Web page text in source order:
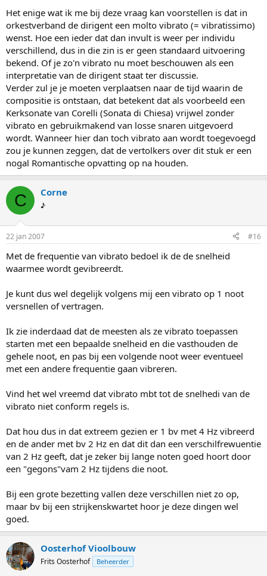
Het enige wat ik me bij deze vraag kan voorstellen is dat in
orkestverband de dirigent een molto vibrato (= vibratissimo)
wenst. Hoe een ieder dat dan invult is weer per individu
verschillend, dus in die zin is er geen standaard uitvoering
bekend. Of je zo'n vibrato nu moet beschouwen als een
interpretatie van de dirigent staat ter discussie.
Verder zul je je moeten verplaatsen naar de tijd waarin de
compositie is ontstaan, dat betekent dat als voorbeeld een
Kerksonate van Corelli (Sonata di Chiesa) vrijwel zonder
vibrato en gebruikmakend van losse snaren uitgevoerd
wordt. Wanneer hier dan toch vibrato aan wordt toegevoegd
zou je kunnen zeggen, dat de vertolkers over dit stuk er een
nogal Romantische opvatting op na houden.
C Corne
♪
22 jan 2007 #16
Met de frequentie van vibrato bedoel ik de de snelheid
waarmee wordt gevibreerdt.
Je kunt dus wel degelijk volgens mij een vibrato op 1 noot
versnellen of vertragen.
Ik zie inderdaad dat de meesten als ze vibrato toepassen
starten met een bepaalde snelheid en die vasthouden de
gehele noot, en pas bij een volgende noot weer eventueel
met een andere frequentie gaan vibreren.
Vind het wel vreemd dat vibrato mbt tot de snelhedi van de
vibrato niet conform regels is.
Dat hou dus in dat extreem gezien er 1 bv met 4 Hz vibreerd
en de ander met bv 2 Hz en dat dit dan een verschilfrewuentie
van 2 Hz geeft, dat je zeker bij lange noten goed hoort door
een "gegons"vam 2 Hz tijdens die noot.
Bij een grote bezetting vallen deze verschillen niet zo op,
maar bv bij een strijkenskwartet hoor je deze dingen wel
goed.
Oosterhof Vioolbouw
Frits Oosterhof Beheerder